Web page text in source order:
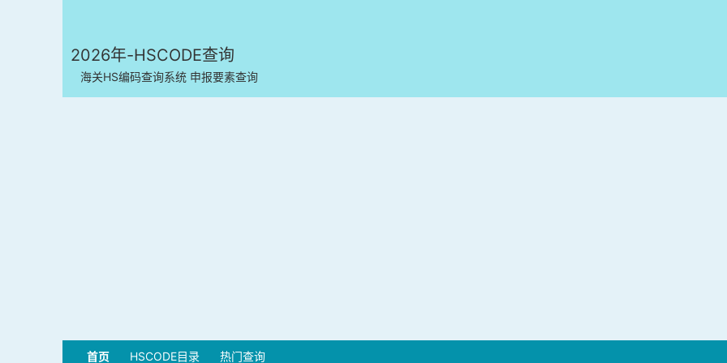
2026年-HSCODE查询
海关HS编码查询系统 申报要素查询
首页 HSCODE目录 热门查询